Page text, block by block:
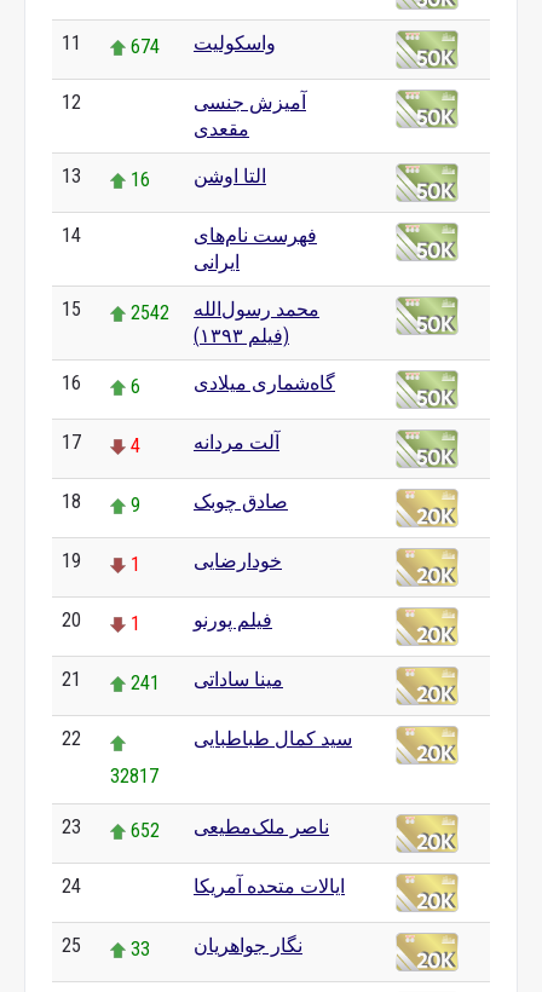
11 674 واسکولیت
12
آمیزش جنسی
مقعدی
13 16 التا اوشن
14
فهرست نام‌های
ایرانی
15 2542
محمد رسول‌الله
(فیلم ۱۳۹۳)
16 6 گاه‌شماری میلادی
17 4 آلت مردانه
18 9 صادق چوبک
19 1 خودارضایی
20 1 فیلم پورنو
21 241 مینا ساداتی
22
32817
سید کمال طباطبایی
23 652 ناصر ملک‌مطیعی
24 ایالات متحده آمریکا
25 33 نگار جواهریان